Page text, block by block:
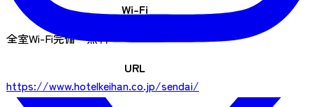
Wi-Fi
全室Wi-Fi完備 無料
URL
https://www.hotelkeihan.co.jp/sendai/